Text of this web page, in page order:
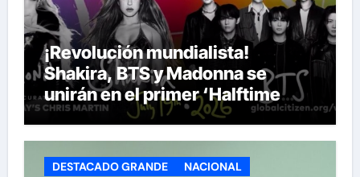
¡Revolución mundialista!
Shakira, BTS y Madonna se
unirán en el primer ‘Halftime
Show’ de la historia del Mundial
DESTACADO GRANDE NACIONAL